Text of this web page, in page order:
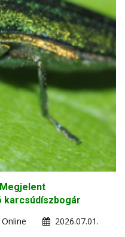
karcsúdíszbogár
2026.07.01.